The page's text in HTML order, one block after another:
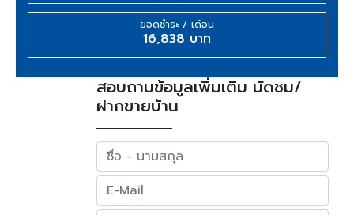
ยอดชำระ / เดือน
16,838 บาท
สอบถามข้อมูลเพิ่มเติม นัดชม/
ฝากขายบ้าน